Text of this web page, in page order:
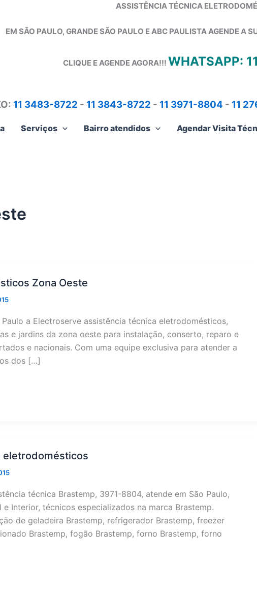
ASSISTÊNCIA TÉCNICA
EM SÃO PAULO, GRANDE SÃO PAULO E ABC PAULISTAAGENDE A
CLIQUE E AGENDE AGORA!!! WHATSAPP:
11 3483-8722 - 11 3843-8722 - 11 3971-8804 - 11
Serviços Bairro atendidos Agendar Visita
Zona Oeste
a Electroserve assistência técnica eletrodomésticos,
e jardins da zona oeste para instalação, conserto, reparo e
e nacionais. Com uma equipe exclusiva para atender a
dos […]
eletrodomésticos
técnica Brastemp, 3971-8804, atende em São Paulo,
Interior, técnicos especializados na marca Brastemp.
de geladeira Brastemp, refrigerador Brastemp, freezer
Brastemp, fogão Brastemp, forno Brastemp, forno